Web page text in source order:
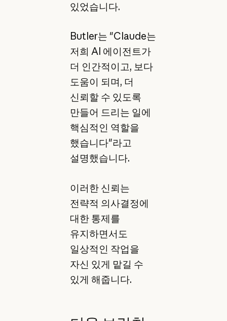
있었습니다.
Butler는 "Claude는
저희 AI 에이전트가
더 인간적이고, 보다
도움이 되며, 더
신뢰할 수 있도록
만들어 드리는 일에
핵심적인 역할을
했습니다"라고
설명했습니다.
이러한 신뢰는
전략적 의사결정에
대한 통제를
유지하면서도
일상적인 작업을
자신 있게 맡길 수
있게 해줍니다.